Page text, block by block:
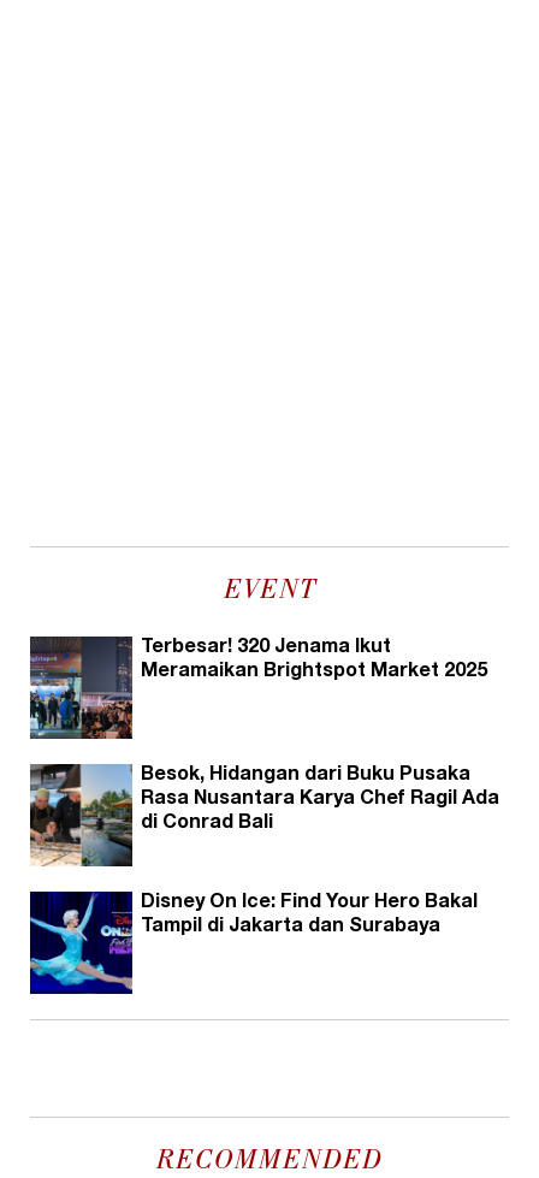
EVENT
Terbesar! 320 Jenama Ikut
Meramaikan Brightspot Market 2025
Besok, Hidangan dari Buku Pusaka
Rasa Nusantara Karya Chef Ragil Ada
di Conrad Bali
Disney On Ice: Find Your Hero Bakal
Tampil di Jakarta dan Surabaya
RECOMMENDED